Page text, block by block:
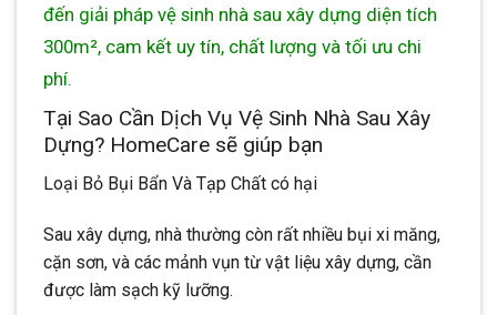
đến giải pháp vệ sinh nhà sau xây dựng diện tích
300m², cam kết uy tín, chất lượng và tối ưu chi
phí.
Tại Sao Cần Dịch Vụ Vệ Sinh Nhà Sau Xây
Dựng? HomeCare sẽ giúp bạn
Loại Bỏ Bụi Bẩn Và Tạp Chất có hại
Sau xây dựng, nhà thường còn rất nhiều bụi xi măng,
cặn sơn, và các mảnh vụn từ vật liệu xây dựng, cần
được làm sạch kỹ lưỡng.